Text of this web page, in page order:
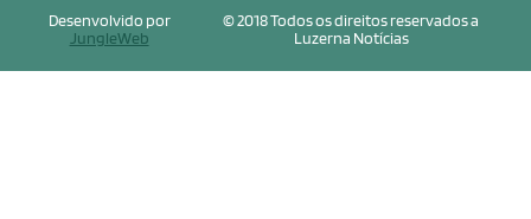
© 2018 Todos os direitos reservados a
Luzerna Notícias
Desenvolvido por
JungleWeb